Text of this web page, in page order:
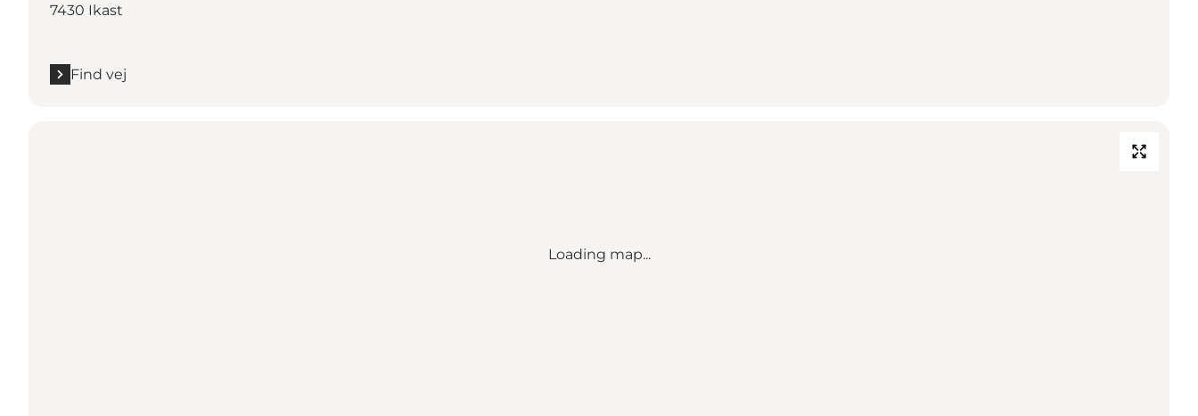
7430 Ikast
Find vej
Loading map...